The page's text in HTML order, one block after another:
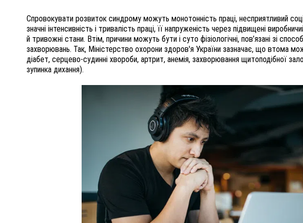
Спровокувати розвиток синдрому можуть монотонність праці, несприятливий
значні інтенсивність і тривалість праці, її напруженість через підвищені
й тривожні стани. Втім, причини можуть бути і суто фізіологічні, пов’язані зі
захворювань. Так, Міністерство охорони здоров'я України зазначає, що втома
діабет, серцево-судинні хвороби, артрит, анемія, захворювання щитоподібної
зупинка дихання).